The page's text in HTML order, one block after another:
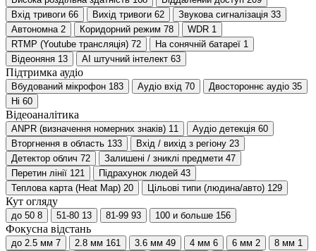
Вхід тривоги 66 Вихід тривоги 62 Звукова сигналізація 33
Автономна 2 Коридорний режим 78 WDR 1
RTMP (Youtube трансляція) 72 На сонячній батареї 1
Відеоняня 13 AI штучний інтелект 63
Підтримка аудіо
Вбудований мікрофон 183 Аудіо вхід 70 Двостороннє аудіо 35
Ні 60
Відеоаналітика
ANPR (визначення номерних знаків) 11 Аудіо детекція 60
Вторгнення в область 133 Вхід / вихід з регіону 23
Детектор облич 72 Залишені / зниклі предмети 47
Перетин лінії 121 Підрахунок людей 43
Теплова карта (Heat Map) 20 Цільові типи (людина/авто) 129
Кут огляду
до 50 8 51-80 13 81-99 93 100 и больше 156
Фокусна відстань
до 2.5 мм 7 2.8 мм 161 3.6 мм 49 4 мм 6 6 мм 2 8 мм 1